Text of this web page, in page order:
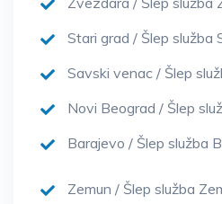
Stari grad / Šlep služba
Savski venac / Šlep
Novi Beograd / Šlep
Barajevo / Šlep služba
Zemun / Šlep služba